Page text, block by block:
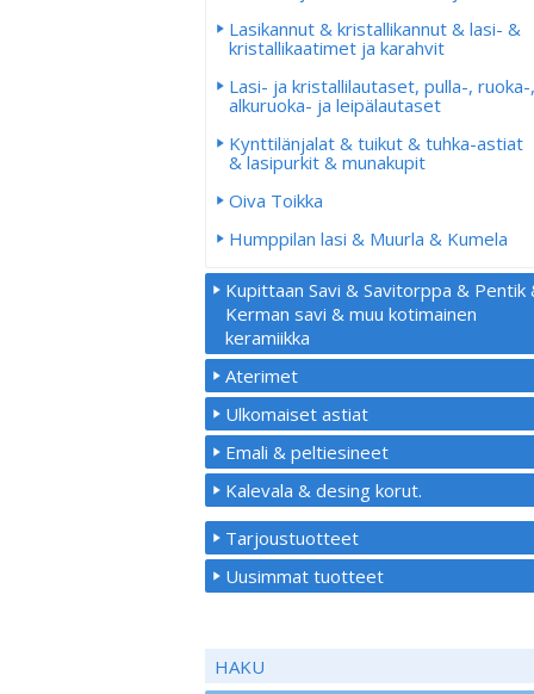
Lasikannut & kristallikannut & lasi- &
kristallikaatimet ja karahvit
Lasi- ja kristallilautaset, pulla-, ruoka-,
alkuruoka- ja leipälautaset
Kynttilänjalat & tuikut & tuhka-astiat
& lasipurkit & munakupit
Oiva Toikka
Humppilan lasi & Muurla & Kumela
Kupittaan Savi & Savitorppa & Pentik
Kerman savi & muu kotimainen
keramiikka
Aterimet
Ulkomaiset astiat
Emali & peltiesineet
Kalevala & desing korut.
Tarjoustuotteet
Uusimmat tuotteet
HAKU